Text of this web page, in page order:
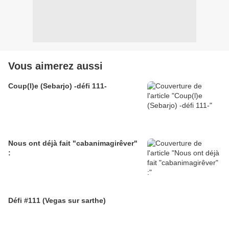
Vous aimerez aussi
Coup(l)e (Sebarjo) -défi 111-
Nous ont déjà fait "cabanimagirêver"
:
Défi #111‏ (Vegas sur sarthe)